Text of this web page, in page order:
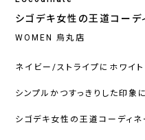
シゴデキ女性の王道コーデ
WOMEN 烏丸店
ネイビー/ストライプにホワイト
シンプルかつすっきりした印象に
シゴデキ女性の王道コーディネ